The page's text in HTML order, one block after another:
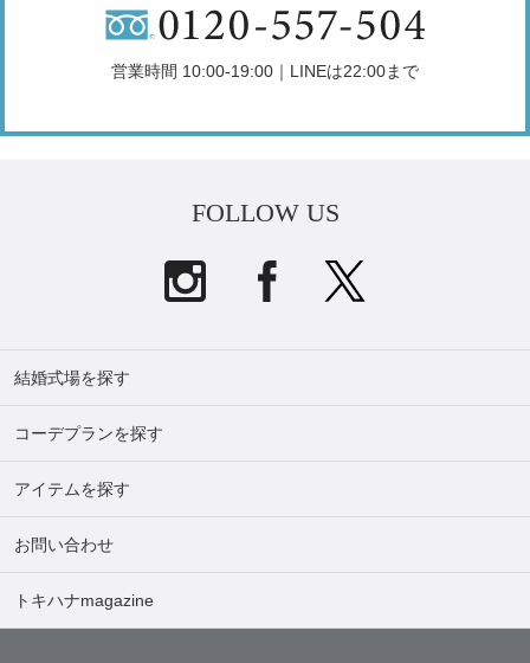
営業時間 10:00-19:00｜LINEは22:00まで
FOLLOW US
結婚式場を探す
コーデプランを探す
アイテムを探す
お問い合わせ
トキハナmagazine